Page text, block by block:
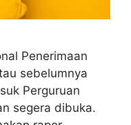
Penerimaan
sebelumnya
Perguruan
segera dibuka.